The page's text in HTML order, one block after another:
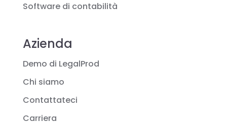
Software di contabilità
Azienda
Demo di LegalProd
Chi siamo
Contattateci
Carriera